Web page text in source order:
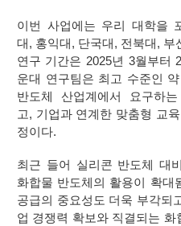
이번 사업에는 우리 대학을
대 , 홍익대 , 단국대 , 전북대 , 부
연구 기간은 2025년 3월부터
운대 연구팀은 최고 수준인
반도체 산업계에서 요구하
고, 기업과 연계한 맞춤형 교
정이다.
최근 들어 실리콘 반도체 대
화합물 반도체의 활용이 확대
공급의 중요성도 더욱 부각되
업 경쟁력 확보와 직결되는 화